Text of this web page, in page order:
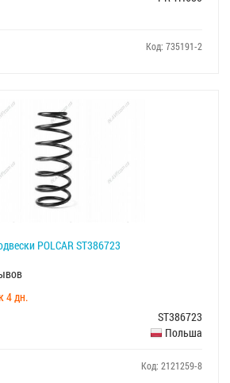
Код: 735191-2
POLCAR ST386723
4 дн.
ST386723
Польша
Код: 2121259-8